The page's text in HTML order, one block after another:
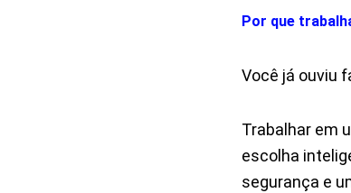
Por que
Você já ouviu
Trabalhar em
escolha
segurança e